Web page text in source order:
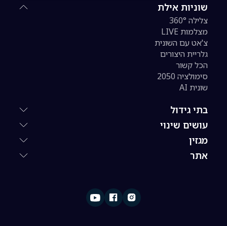
שוניות אילת
צלילה 360°
מצלמות LIVE
צ'אט עם השונית
גלריית היצורים
הכל קשור
סימולציה 2050
שונית AI
בתי גידול
עושים שינוי
מגזין
אתר